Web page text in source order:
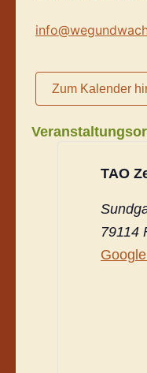
Zum Kalender
TAO
79114